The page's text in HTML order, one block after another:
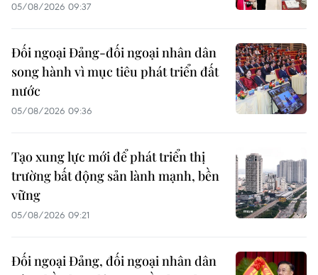
05/08/2026 09:37
Đối ngoại Đảng-đối ngoại nhân dân
song hành vì mục tiêu phát triển đất
nước
05/08/2026 09:36
Tạo xung lực mới để phát triển thị
trường bất động sản lành mạnh, bền
vững
05/08/2026 09:21
Đối ngoại Đảng, đối ngoại nhân dân